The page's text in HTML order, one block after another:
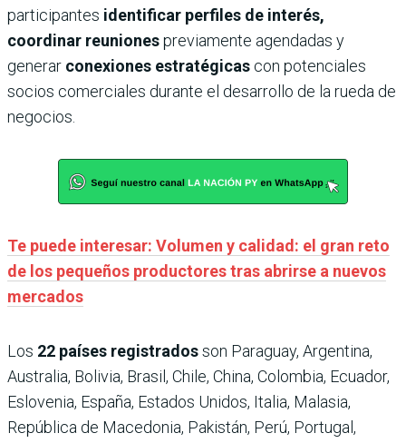
participantes identificar perfiles de interés,
coordinar reunionespreviamente agendadas y
generar conexiones estratégicas con potenciales
socios comerciales durante el desarrollo de la rueda de
negocios.
Te puede interesar: Volumen y calidad: el gran reto
de los pequeños productores tras abrirse a nuevos
mercados
Los 22 países registradosson Paraguay, Argentina,
Australia, Bolivia, Brasil, Chile, China, Colombia, Ecuador,
Eslovenia, España, Estados Unidos, Italia, Malasia,
República de Macedonia, Pakistán, Perú, Portugal,